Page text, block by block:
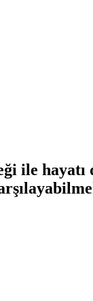
ile